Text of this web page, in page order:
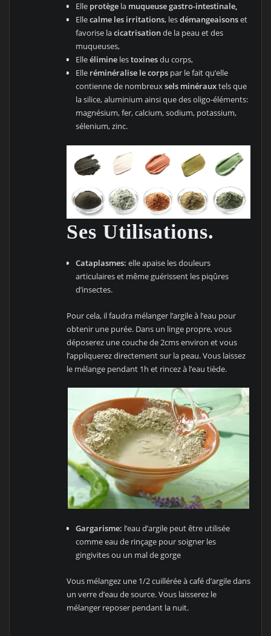
Elle protègela muqueuse gastro-intestinale,
Ellecalme les irritations, lesdémangeaisonset
favorise lacicatrisationde la peau et des
muqueuses,
Elleéliminelestoxinesdu corps,
Elle réminéralise le corpspar le fait qu’elle
contienne de nombreuxsels minérauxtels que
la silice, aluminium ainsi que des oligo-éléments:
magnésium, fer, calcium, sodium, potassium,
sélenium, zinc.
Ses Utilisations.
Cataplasmes: elle apaise les douleurs
articulaires et même guérissent les piqûres
d’insectes.
Pour cela, il faudra mélanger l’argile à l’eau pour
obtenir une purée. Dans un linge propre, vous
déposerez une couche de 2cms environ et vous
l’appliquerez directement sur la peau. Vous laissez
le mélange pendant 1h et rincez à l’eau tiède.
Gargarisme: l’eau d’argile peut être utilisée
comme eau de rinçage pour soigner les
gingivites ou un mal de gorge
Vous mélangez une 1/2 cuillérée à café d’argile dans
un verre d’eau de source. Vous laisserez le
mélanger reposer pendant la nuit.